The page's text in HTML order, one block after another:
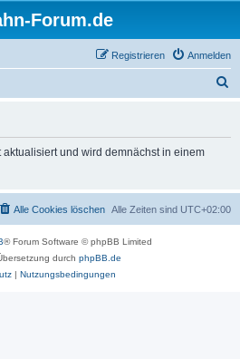
Forum.de
Anmelden
Registrieren
aktualisiert und wird demnächst in einem
Alle Zeiten sind UTC+02:00
Alle Cookies löschen
® Forum Software © phpBB Limited
durch phpBB.de
| Nutzungsbedingungen